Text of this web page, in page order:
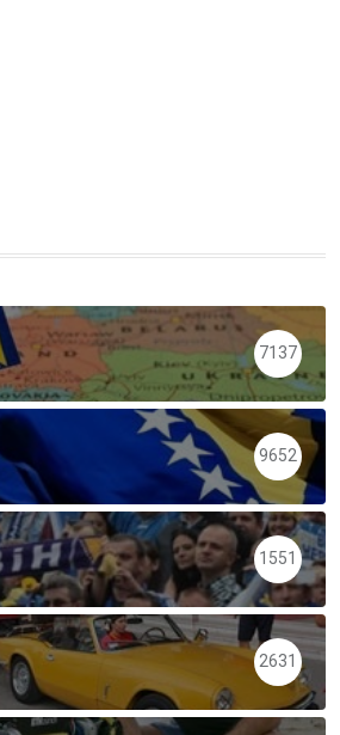
7137
9652
1551
2631